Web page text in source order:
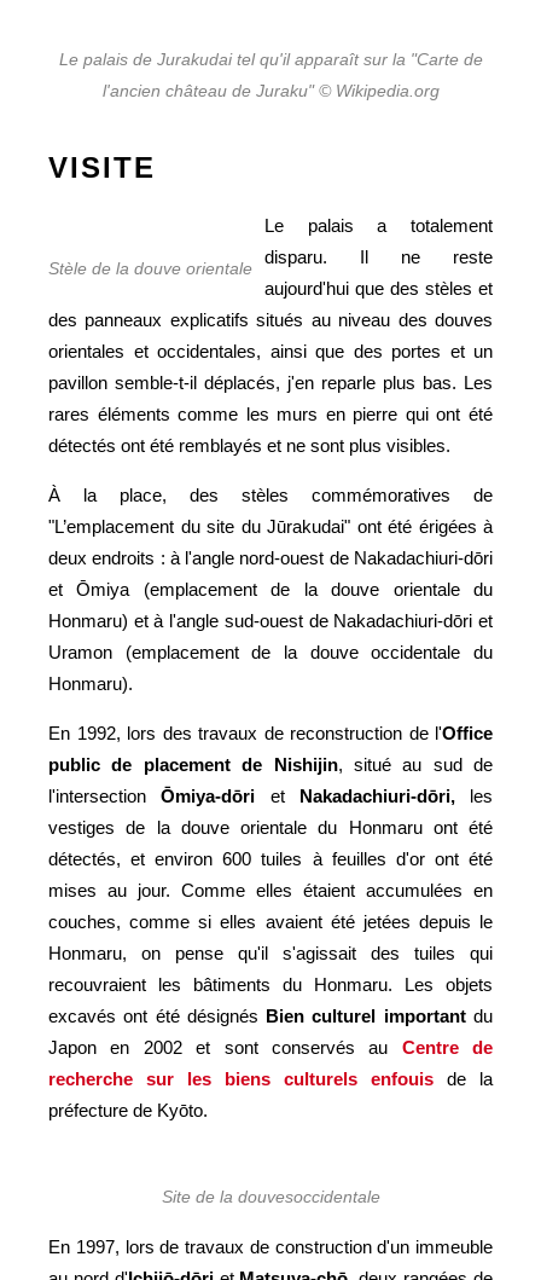
Le palais de Jurakudai tel qu'il apparaît sur la "Carte de
l'ancien château de Juraku" © Wikipedia.org
VISITE
Stèle de la douve orientale
Le palais a totalement
disparu. Il ne reste
aujourd'hui que des stèles et
des panneaux explicatifs situés au niveau des douves
orientales et occidentales, ainsi que des portes et un
pavillon semble-t-il déplacés, j'en reparle plus bas. Les
rares éléments comme les murs en pierre qui ont été
détectés ont été remblayés et ne sont plus visibles.
À la place, des stèles commémoratives de
"L’emplacement du site du Jūrakudai" ont été érigées à
deux endroits : à l'angle nord-ouest de Nakadachiuri-dōri
et Ōmiya (emplacement de la douve orientale du
Honmaru) et à l'angle sud-ouest de Nakadachiuri-dōri et
Uramon (emplacement de la douve occidentale du
Honmaru).
En 1992, lors des travaux de reconstruction de l'Office
public de placement de Nishijin, situé au sud de
l'intersectionŌmiya-dōri et Nakadachiuri-dōri,les
vestiges de la douve orientale du Honmaru ont été
détectés, et environ 600 tuiles à feuilles d'or ont été
mises au jour. Comme elles étaient accumulées en
couches, comme si elles avaient été jetées depuis le
Honmaru, on pense qu'il s'agissait des tuiles qui
recouvraient les bâtiments du Honmaru. Les objets
excavés ont été désignés Bien culturel importantdu
Japon en 2002 et sont conservés au Centre de
recherche sur les biens culturels enfouis de la
préfecture de Kyōto.
Site de la douvesoccidentale
En 1997, lors de travaux de construction d'un immeuble